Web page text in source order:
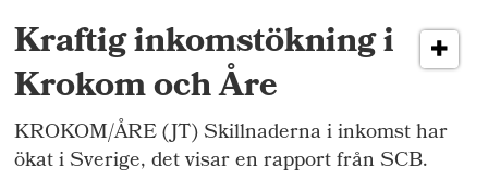
Kraftig inkomstökning i
Krokom och Åre
KROKOM/ÅRE (JT) Skillnaderna i inkomst har
ökat i Sverige, det visar en rapport från SCB.